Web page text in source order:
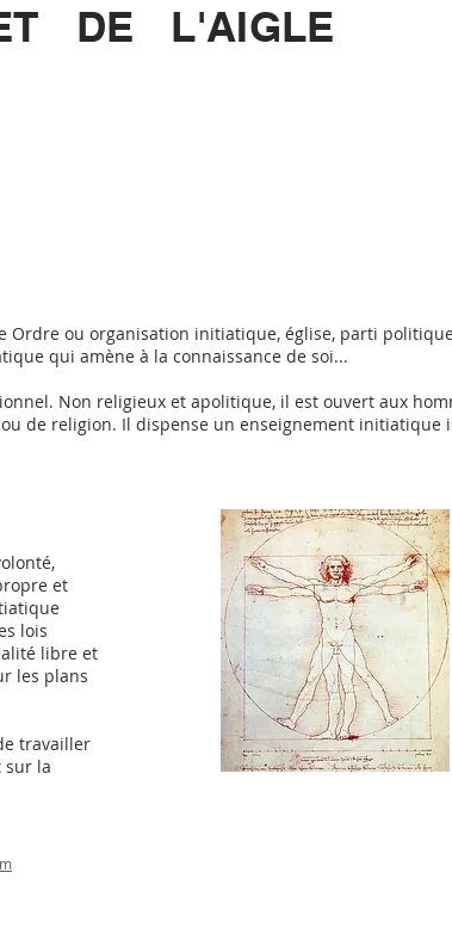
DE L'AIGLE
Ordre ou organisation initiatique, église, parti
qui amène à la connaissance de soi...
Non religieux et apolitique, il est ouvert aux
de religion. Il dispense un enseignement initiatique
et
lois
libre et
les plans
travailler
sur la